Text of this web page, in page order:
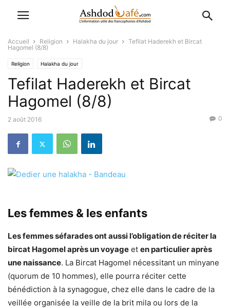
Accueil Religion Halakha du jour
Tefilat Haderekh et Bircat
Hagomel (8/8)
Religion Halakha du jour
Tefilat Haderekh et Bircat
Hagomel (8/8)
2 août 2016 0
Les femmes & les enfants
Les femmes séfarades ont aussi l’obligation de réciter la
bircat Hagomel après un voyage et en particulier après
une naissance. La Bircat Hagomel nécessitant un minyane
(quorum de 10 hommes), elle pourra réciter cette
bénédiction à la synagogue, chez elle dans le cadre de la
veillée organisée la veille de la brit mila ou lors de la